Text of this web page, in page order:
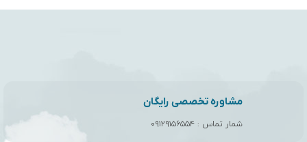
مشاوره تخصصی رایگان
شمار تماس : ۰۹۱۲۹۱۵۶۵۵۴